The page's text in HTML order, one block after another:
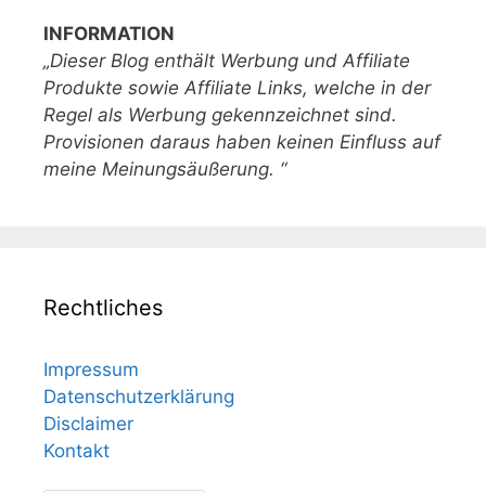
INFORMATION
„Dieser Blog enthält Werbung und Affiliate
Produkte sowie Affiliate Links, welche in der
Regel als Werbung gekennzeichnet sind.
Provisionen daraus haben keinen Einfluss auf
meine Meinungsäußerung. “
Rechtliches
Impressum
Datenschutzerklärung
Disclaimer
Kontakt